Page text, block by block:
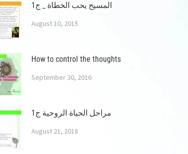
المسيح يحب الخطاة _ ج1
August 10, 2015
How to control the thoughts
September 30, 2016
مراحل الحياة الروحية ج1
August 21, 2018